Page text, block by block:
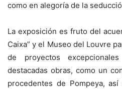
como en alegoría de la
La exposición es fruto del
Caixa” y el Museo del Louvre
de proyectos
destacadas obras, como un
procedentes de Pompeya,